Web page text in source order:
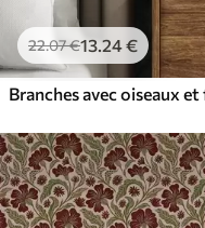
22.07€13.24€